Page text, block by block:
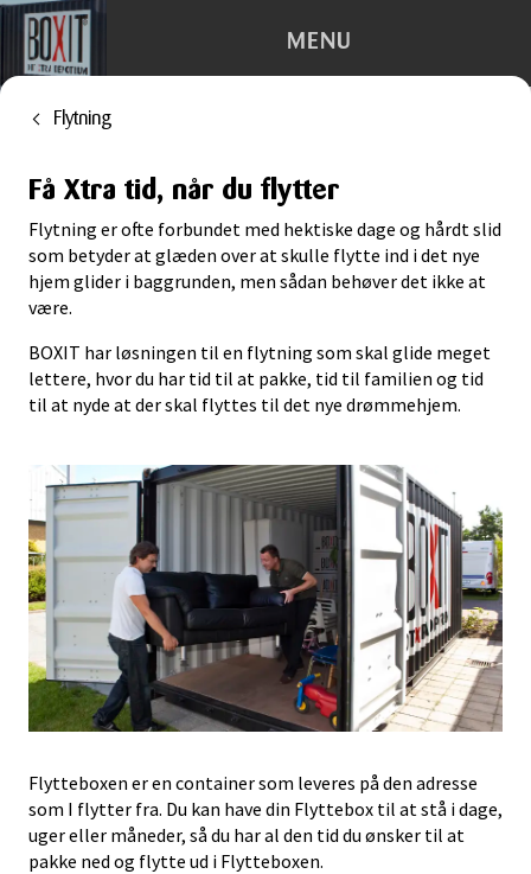
Flytning
Få Xtra tid, når du flytter
Flytning er ofte forbundet med hektiske dage og hårdt slid
som betyder at glæden over at skulle flytte ind i det nye
hjem glider i baggrunden, men sådan behøver det ikke at
være.
BOXIT har løsningen til en flytning som skal glide meget
lettere, hvor du har tid til at pakke, tid til familien og tid
til at nyde at der skal flyttes til det nye drømmehjem.
Flytteboxen er en container som leveres på den adresse
som I flytter fra. Du kan have din Flyttebox til at stå i dage,
uger eller måneder, så du har al den tid du ønsker til at
pakke ned og flytte ud i Flytteboxen.
MENU
Container
Flytning
Trailerudlejning